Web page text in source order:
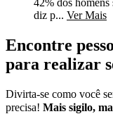
diz p... Ver Mais
Encontre
para realizar
Divirta-se como você
precisa! Mais sigilo,